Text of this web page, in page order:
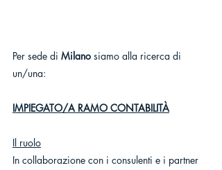
Per sede di Milano siamo alla ricerca di
un/una:
IMPIEGATO/A RAMO CONTABILITÀ
Il ruolo
In collaborazione con i consulenti e i partner